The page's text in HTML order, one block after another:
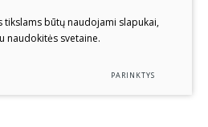
tikslams būtų naudojami slapukai,
naudokitės svetaine.
PARINKTYS